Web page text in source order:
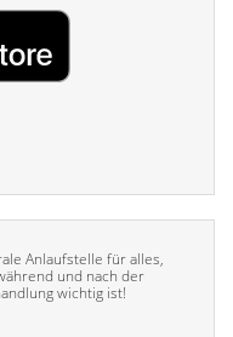
Anlaufstelle für alles,
und nach der
wichtig ist!